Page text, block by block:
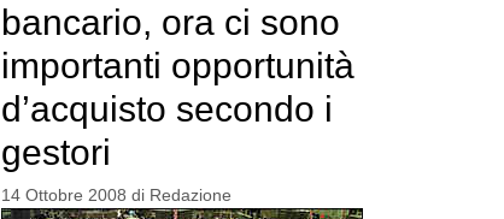
bancario, ora ci sono
importanti opportunità
d’acquisto secondo i
gestori
14 Ottobre 2008 di Redazione